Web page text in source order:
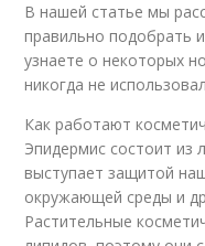
В нашей статье мы
правильно подобрать
узнаете о некоторых
никогда не
Как работают
Эпидермис состоит из
выступает защитой
окружающей среды и
Растительные